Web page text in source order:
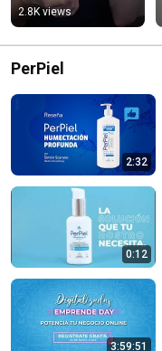
2.8K views
PerPiel
2:32
0:12
3:59:51